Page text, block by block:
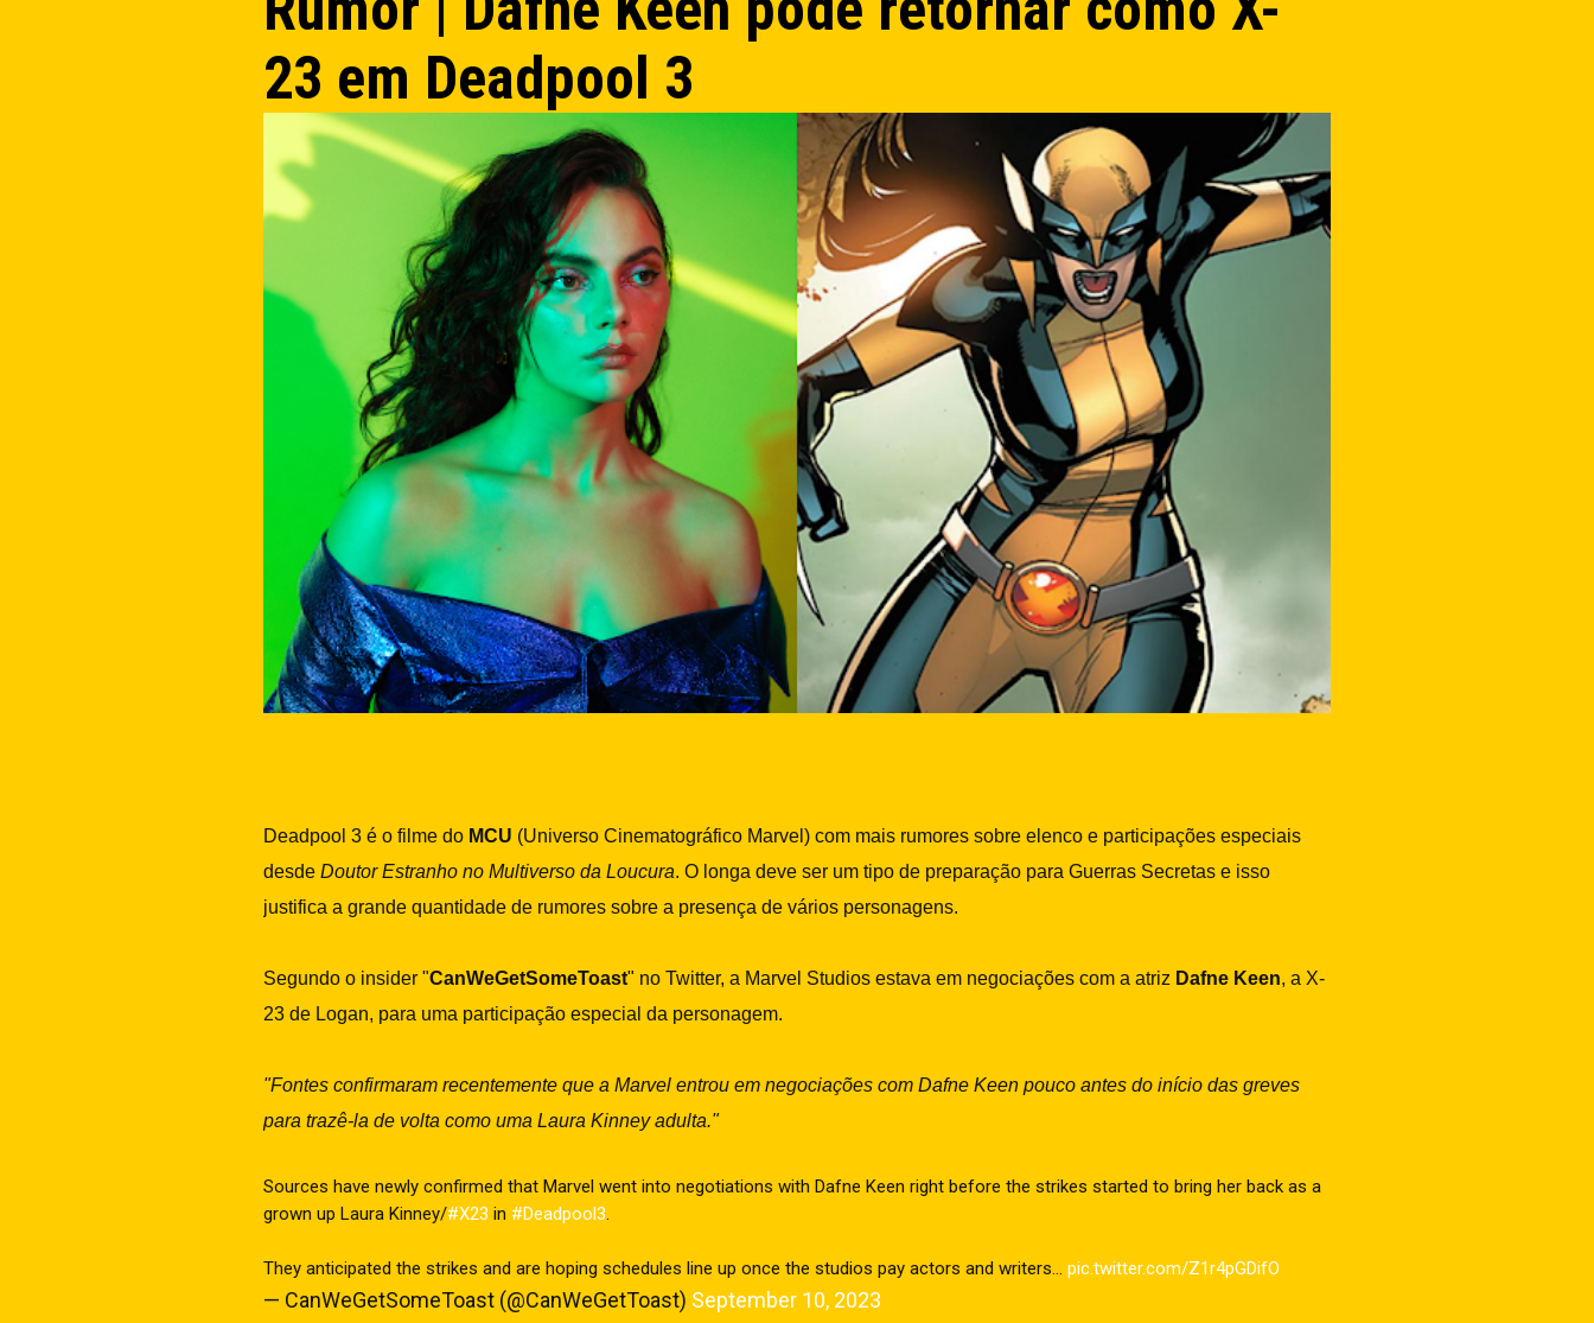
23 em Deadpool 3
Deadpool 3 é o filme do MCU (Universo Cinematográfico Marvel) com mais rumores sobre elenco e participações especiais
desde Doutor Estranho no Multiverso da Loucura. O longa deve ser um tipo de preparação para Guerras Secretas e isso
justifica a grande quantidade de rumores sobre a presença de vários personagens.
Segundo o insider "CanWeGetSomeToast" no Twitter, a Marvel Studios estava em negociações com a atriz Dafne Keen, a X-
23 de Logan, para uma participação especial da personagem.
"Fontes confirmaram recentemente que a Marvel entrou em negociações com Dafne Keen pouco antes do início das greves
para trazê-la de volta como uma Laura Kinney adulta."
Sources have newly confirmed that Marvel went into negotiations with Dafne Keen right before the strikes started to bring her back as a
grown up Laura Kinney/#X23 in #Deadpool3.
They anticipated the strikes and are hoping schedules line up once the studios pay actors and writers… pic.twitter.com/Z1r4pGDifO
— CanWeGetSomeToast (@CanWeGetToast) September 10, 2023